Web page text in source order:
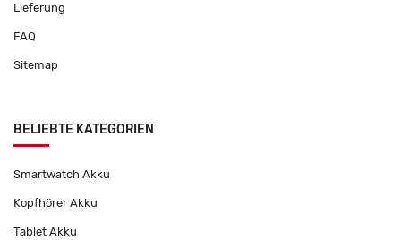
Lieferung
FAQ
Sitemap
BELIEBTE KATEGORIEN
Smartwatch Akku
Kopfhörer Akku
Tablet Akku